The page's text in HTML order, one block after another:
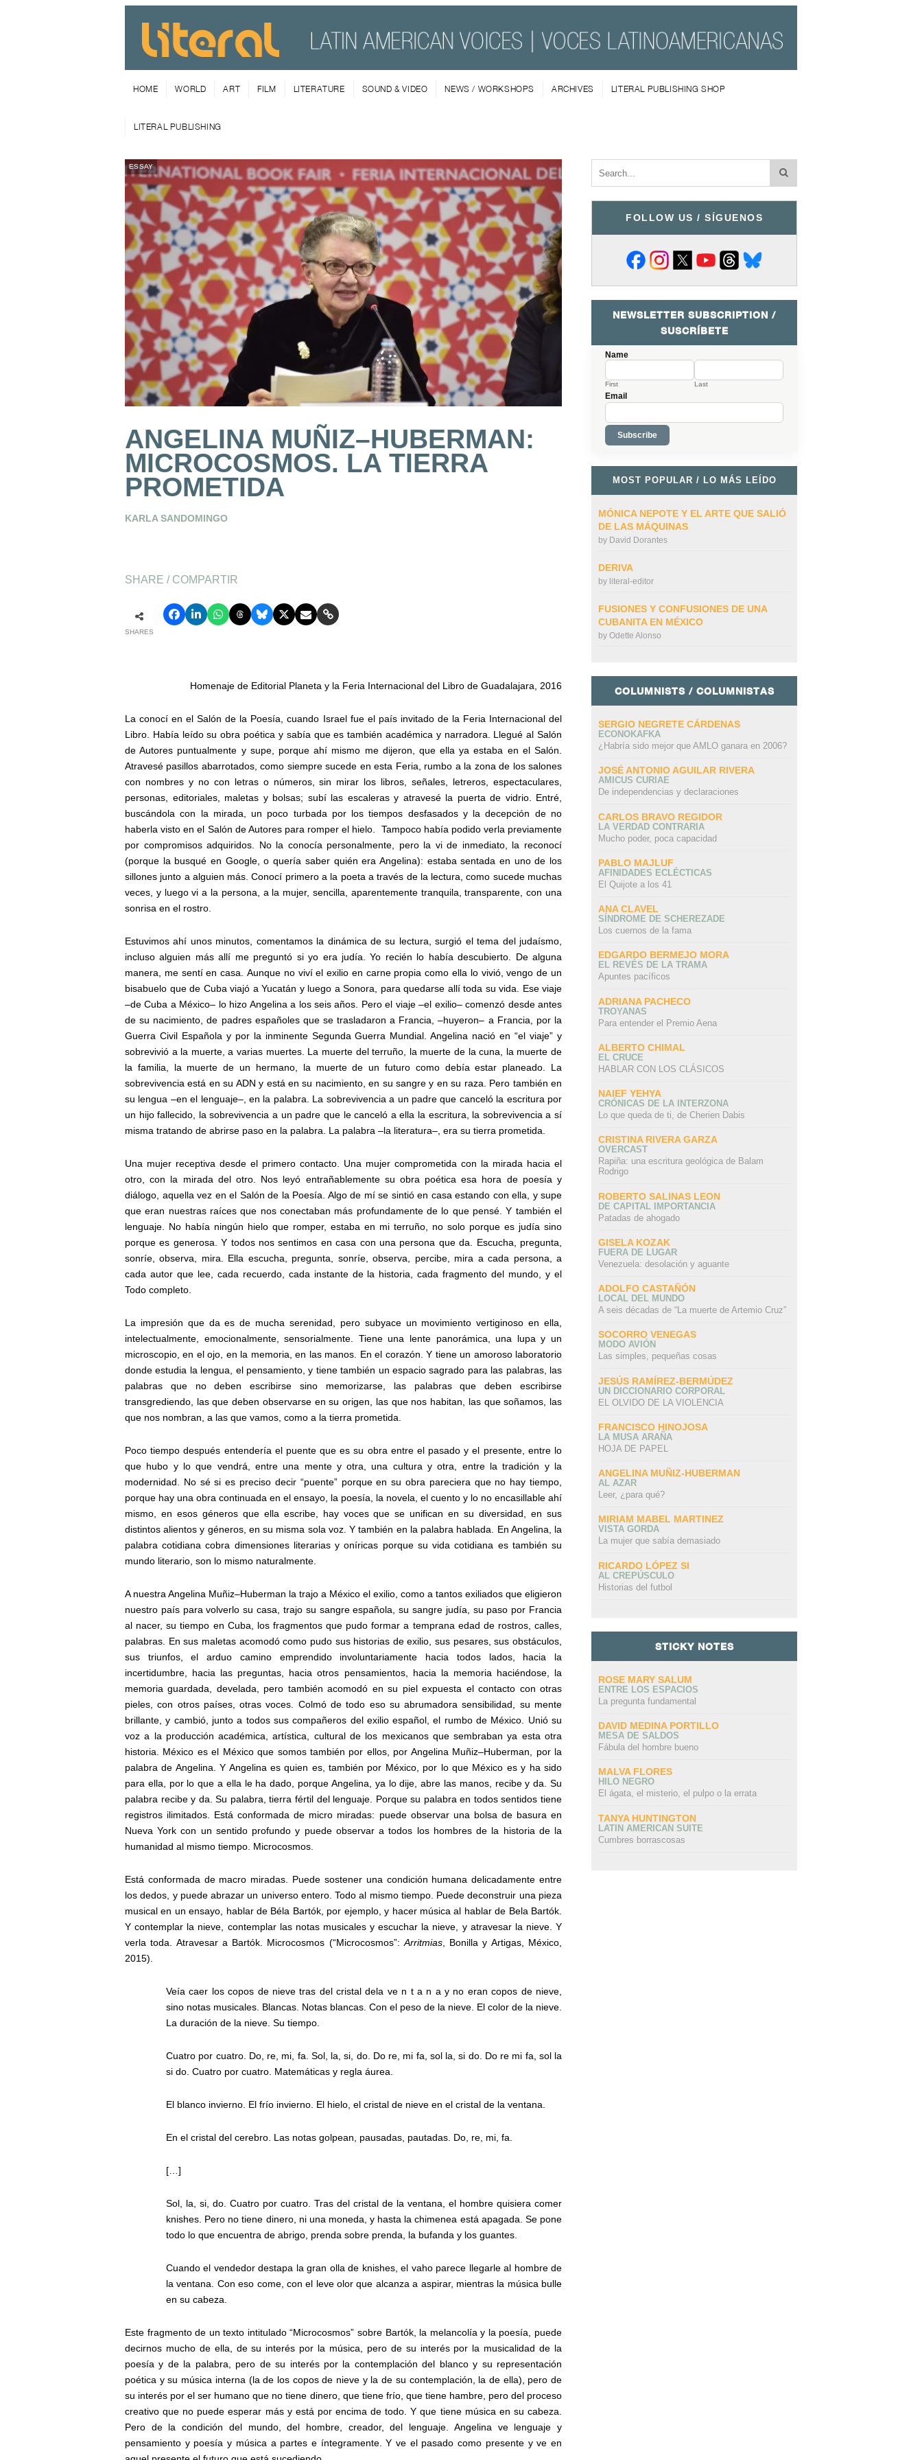
HOME WORLD ART FILM LITERATURE SOUND & VIDEO NEWS / WORKSHOPS ARCHIVES LITERAL PUBLISHING SHOP
LITERAL PUBLISHING
ESSAY
ANGELINA MUÑIZ–HUBERMAN:
MICROCOSMOS. LA TIERRA
PROMETIDA
KARLA SANDOMINGO
SHARE / COMPARTIR
SHARES
Homenaje de Editorial Planeta y la Feria Internacional del Libro de Guadalajara, 2016
La conocí en el Salón de la Poesía, cuando Israel fue el país invitado de la Feria Internacional del
Libro. Había leído su obra poética y sabía que es también académica y narradora. Llegué al Salón
de Autores puntualmente y supe, porque ahí mismo me dijeron, que ella ya estaba en el Salón.
Atravesé pasillos abarrotados, como siempre sucede en esta Feria, rumbo a la zona de los salones
con nombres y no con letras o números, sin mirar los libros, señales, letreros, espectaculares,
personas, editoriales, maletas y bolsas; subí las escaleras y atravesé la puerta de vidrio. Entré,
buscándola con la mirada, un poco turbada por los tiempos desfasados y la decepción de no
haberla visto en el Salón de Autores para romper el hielo. Tampoco había podido verla previamente
por compromisos adquiridos. No la conocía personalmente, pero la vi de inmediato, la reconocí
(porque la busqué en Google, o quería saber quién era Angelina): estaba sentada en uno de los
sillones junto a alguien más. Conocí primero a la poeta a través de la lectura, como sucede muchas
veces, y luego vi a la persona, a la mujer, sencilla, aparentemente tranquila, transparente, con una
sonrisa en el rostro.
Estuvimos ahí unos minutos, comentamos la dinámica de su lectura, surgió el tema del judaísmo,
incluso alguien más allí me preguntó si yo era judía. Yo recién lo había descubierto. De alguna
manera, me sentí en casa. Aunque no viví el exilio en carne propia como ella lo vivió, vengo de un
bisabuelo que de Cuba viajó a Yucatán y luego a Sonora, para quedarse allí toda su vida. Ese viaje
–de Cuba a México– lo hizo Angelina a los seis años. Pero el viaje –el exilio– comenzó desde antes
de su nacimiento, de padres españoles que se trasladaron a Francia, –huyeron– a Francia, por la
Guerra Civil Española y por la inminente Segunda Guerra Mundial. Angelina nació en “el viaje” y
sobrevivió a la muerte, a varias muertes. La muerte del terruño, la muerte de la cuna, la muerte de
la familia, la muerte de un hermano, la muerte de un futuro como debía estar planeado. La
sobrevivencia está en su ADN y está en su nacimiento, en su sangre y en su raza. Pero también en
su lengua –en el lenguaje–, en la palabra. La sobrevivencia a un padre que canceló la escritura por
un hijo fallecido, la sobrevivencia a un padre que le canceló a ella la escritura, la sobrevivencia a sí
misma tratando de abrirse paso en la palabra. La palabra –la literatura–, era su tierra prometida.
Una mujer receptiva desde el primero contacto. Una mujer comprometida con la mirada hacia el
otro, con la mirada del otro. Nos leyó entrañablemente su obra poética esa hora de poesía y
diálogo, aquella vez en el Salón de la Poesía. Algo de mí se sintió en casa estando con ella, y supe
que eran nuestras raíces que nos conectaban más profundamente de lo que pensé. Y también el
lenguaje. No había ningún hielo que romper, estaba en mi terruño, no solo porque es judía sino
porque es generosa. Y todos nos sentimos en casa con una persona que da. Escucha, pregunta,
sonríe, observa, mira. Ella escucha, pregunta, sonríe, observa, percibe, mira a cada persona, a
cada autor que lee, cada recuerdo, cada instante de la historia, cada fragmento del mundo, y el
Todo completo.
La impresión que da es de mucha serenidad, pero subyace un movimiento vertiginoso en ella,
intelectualmente, emocionalmente, sensorialmente. Tiene una lente panorámica, una lupa y un
microscopio, en el ojo, en la memoria, en las manos. En el corazón. Y tiene un amoroso laboratorio
donde estudia la lengua, el pensamiento, y tiene también un espacio sagrado para las palabras, las
palabras que no deben escribirse sino memorizarse, las palabras que deben escribirse
transgrediendo, las que deben observarse en su origen, las que nos habitan, las que soñamos, las
que nos nombran, a las que vamos, como a la tierra prometida.
Poco tiempo después entendería el puente que es su obra entre el pasado y el presente, entre lo
que hubo y lo que vendrá, entre una mente y otra, una cultura y otra, entre la tradición y la
modernidad. No sé si es preciso decir “puente” porque en su obra pareciera que no hay tiempo,
porque hay una obra continuada en el ensayo, la poesía, la novela, el cuento y lo no encasillable ahí
mismo, en esos géneros que ella escribe, hay voces que se unifican en su diversidad, en sus
distintos alientos y géneros, en su misma sola voz. Y también en la palabra hablada. En Angelina, la
palabra cotidiana cobra dimensiones literarias y oníricas porque su vida cotidiana es también su
mundo literario, son lo mismo naturalmente.
A nuestra Angelina Muñiz–Huberman la trajo a México el exilio, como a tantos exiliados que eligieron
nuestro país para volverlo su casa, trajo su sangre española, su sangre judía, su paso por Francia
al nacer, su tiempo en Cuba, los fragmentos que pudo formar a temprana edad de rostros, calles,
palabras. En sus maletas acomodó como pudo sus historias de exilio, sus pesares, sus obstáculos,
sus triunfos, el arduo camino emprendido involuntariamente hacia todos lados, hacia la
incertidumbre, hacia las preguntas, hacia otros pensamientos, hacia la memoria haciéndose, la
memoria guardada, develada, pero también acomodó en su piel expuesta el contacto con otras
pieles, con otros países, otras voces. Colmó de todo eso su abrumadora sensibilidad, su mente
brillante, y cambió, junto a todos sus compañeros del exilio español, el rumbo de México. Unió su
voz a la producción académica, artística, cultural de los mexicanos que sembraban ya esta otra
historia. México es el México que somos también por ellos, por Angelina Muñiz–Huberman, por la
palabra de Angelina. Y Angelina es quien es, también por México, por lo que México es y ha sido
para ella, por lo que a ella le ha dado, porque Angelina, ya lo dije, abre las manos, recibe y da. Su
palabra recibe y da. Su palabra, tierra fértil del lenguaje. Porque su palabra en todos sentidos tiene
registros ilimitados. Está conformada de micro miradas: puede observar una bolsa de basura en
Nueva York con un sentido profundo y puede observar a todos los hombres de la historia de la
humanidad al mismo tiempo. Microcosmos.
Está conformada de macro miradas. Puede sostener una condición humana delicadamente entre
los dedos, y puede abrazar un universo entero. Todo al mismo tiempo. Puede deconstruir una pieza
musical en un ensayo, hablar de Béla Bartók, por ejemplo, y hacer música al hablar de Bela Bartók.
Y contemplar la nieve, contemplar las notas musicales y escuchar la nieve, y atravesar la nieve. Y
verla toda. Atravesar a Bartók. Microcosmos (“Microcosmos”: Arritmias, Bonilla y Artigas, México,
2015).
Veía caer los copos de nieve tras del cristal dela ve n t a n a y no eran copos de nieve,
sino notas musicales. Blancas. Notas blancas. Con el peso de la nieve. El color de la nieve.
La duración de la nieve. Su tiempo.
Cuatro por cuatro. Do, re, mi, fa. Sol, la, si, do. Do re, mi fa, sol la, si do. Do re mi fa, sol la
si do. Cuatro por cuatro. Matemáticas y regla áurea.
El blanco invierno. El frío invierno. El hielo, el cristal de nieve en el cristal de la ventana.
En el cristal del cerebro. Las notas golpean, pausadas, pautadas. Do, re, mi, fa.
[…]
Sol, la, si, do. Cuatro por cuatro. Tras del cristal de la ventana, el hombre quisiera comer
knishes. Pero no tiene dinero, ni una moneda, y hasta la chimenea está apagada. Se pone
todo lo que encuentra de abrigo, prenda sobre prenda, la bufanda y los guantes.
Cuando el vendedor destapa la gran olla de knishes, el vaho parece llegarle al hombre de
la ventana. Con eso come, con el leve olor que alcanza a aspirar, mientras la música bulle
en su cabeza.
Este fragmento de un texto intitulado “Microcosmos” sobre Bartók, la melancolía y la poesía, puede
decirnos mucho de ella, de su interés por la música, pero de su interés por la musicalidad de la
poesía y de la palabra, pero de su interés por la contemplación del blanco y su representación
poética y su música interna (la de los copos de nieve y la de su contemplación, la de ella), pero de
su interés por el ser humano que no tiene dinero, que tiene frío, que tiene hambre, pero del proceso
creativo que no puede esperar más y está por encima de todo. Y que tiene música en su cabeza.
Pero de la condición del mundo, del hombre, creador, del lenguaje. Angelina ve lenguaje y
pensamiento y poesía y música a partes e íntegramente. Y ve el pasado como presente y ve en
FOLLOW US / SÍGUENOS
NEWSLETTER SUBSCRIPTION /
SUSCRÍBETE
Name
First Last
Email
MOST POPULAR / LO MÁS LEÍDO
MÓNICA NEPOTE Y EL ARTE QUE SALIÓ
DE LAS MÁQUINAS
by David Dorantes
DERIVA
by literal-editor
FUSIONES Y CONFUSIONES DE UNA
CUBANITA EN MÉXICO
by Odette Alonso
COLUMNISTS / COLUMNISTAS
SERGIO NEGRETE CÁRDENAS
ECONOKAFKA
¿Habría sido mejor que AMLO ganara en 2006?
JOSÉ ANTONIO AGUILAR RIVERA
AMICUS CURIAE
De independencias y declaraciones
CARLOS BRAVO REGIDOR
LA VERDAD CONTRARIA
Mucho poder, poca capacidad
PABLO MAJLUF
AFINIDADES ECLÉCTICAS
El Quijote a los 41
ANA CLAVEL
SÍNDROME DE SCHEREZADE
Los cuernos de la fama
EDGARDO BERMEJO MORA
EL REVÉS DE LA TRAMA
Apuntes pacíficos
ADRIANA PACHECO
TROYANAS
Para entender el Premio Aena
ALBERTO CHIMAL
EL CRUCE
HABLAR CON LOS CLÁSICOS
NAIEF YEHYA
CRÓNICAS DE LA INTERZONA
Lo que queda de ti, de Cherien Dabis
CRISTINA RIVERA GARZA
OVERCAST
Rapiña: una escritura geológica de Balam
Rodrigo
ROBERTO SALINAS LEON
DE CAPITAL IMPORTANCIA
Patadas de ahogado
GISELA KOZAK
FUERA DE LUGAR
Venezuela: desolación y aguante
ADOLFO CASTAÑÓN
LOCAL DEL MUNDO
A seis décadas de “La muerte de Artemio Cruz”
SOCORRO VENEGAS
MODO AVIÓN
Las simples, pequeñas cosas
JESÚS RAMÍREZ-BERMÚDEZ
UN DICCIONARIO CORPORAL
EL OLVIDO DE LA VIOLENCIA
FRANCISCO HINOJOSA
LA MUSA ARAÑA
HOJA DE PAPEL
ANGELINA MUÑIZ-HUBERMAN
AL AZAR
Leer, ¿para qué?
MIRIAM MABEL MARTINEZ
VISTA GORDA
La mujer que sabía demasiado
RICARDO LÓPEZ SI
AL CREPÚSCULO
Historias del futbol
STICKY NOTES
ROSE MARY SALUM
ENTRE LOS ESPACIOS
La pregunta fundamental
DAVID MEDINA PORTILLO
MESA DE SALDOS
Fábula del hombre bueno
MALVA FLORES
HILO NEGRO
El ágata, el misterio, el pulpo o la errata
TANYA HUNTINGTON
LATIN AMERICAN SUITE
Cumbres borrascosas